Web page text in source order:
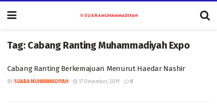
Tag: Cabang Ranting Muhammadiyah Expo
Cabang Ranting Berkemajuan Menurut Haedar Nashir
BY SUARA MUHAMMADIYAH 17 Desember, 2019 0